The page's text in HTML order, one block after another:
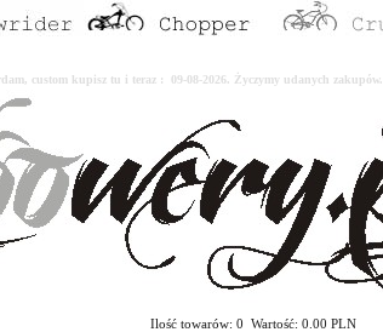
custom kupisz tu i teraz : 09-08-2026. Życzymy udanych zakupów.
Ilość towarów: 0 Wartość: 0.00 PLN